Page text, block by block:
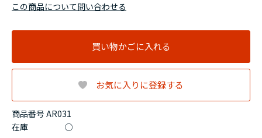
商品番号 AR031
在庫 ○
買い物かごに入れる
お気に入りに登録する
この商品について問い合わせる